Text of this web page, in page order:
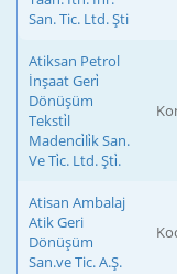
San. Tic. Ltd. Şti
Atiksan Petrol
İnşaat Geri̇
Dönüşüm
Teksti̇l
Madenci̇li̇k San.
Ve Ti̇c. Ltd. Şti̇.
Atisan Ambalaj
Atik Geri
Dönüşüm
San.ve Tic. A.Ş.